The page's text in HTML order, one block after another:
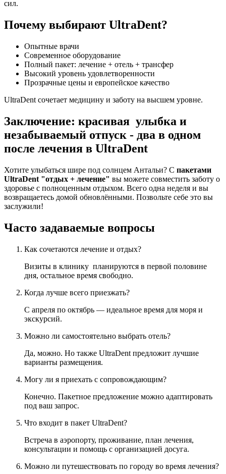
сил.
Почему выбирают UltraDent?
Опытные врачи
Современное оборудование
Полный пакет: лечение + отель + трансфер
Высокий уровень удовлетворенности
Прозрачные цены и европейское качество
UltraDent сочетает медицину и заботу на высшем уровне.
Заключение: красивая улыбка и
незабываемый отпуск - два в одном
после лечения в UltraDent
Хотите улыбаться шире под солнцем Антальи? С пакетами
UltraDent "отдых + лечение" вы можете совместить заботу о
здоровье с полноценным отдыхом. Всего одна неделя и вы
возвращаетесь домой обновлёнными. Позвольте себе это вы
заслужили!
Часто задаваемые вопросы
Как сочетаются лечение и отдых?
Визиты в клинику планируются в первой половине
дня, остальное время свободно.
Когда лучше всего приезжать?
С апреля по октябрь — идеальное время для моря и
экскурсий.
Можно ли самостоятельно выбрать отель?
Да, можно. Но также UltraDent предложит лучшие
варианты размещения.
Могу ли я приехать с сопровождающим?
Конечно. Пакетное предложение можно адаптировать
под ваш запрос.
Что входит в пакет UltraDent?
Встреча в аэропорту, проживание, план лечения,
консультации и помощь с организацией досуга.
Можно ли путешествовать по городу во время лечения?